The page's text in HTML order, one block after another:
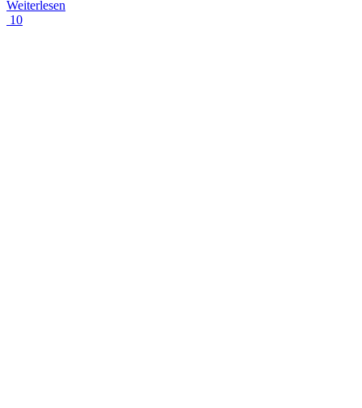
Weiterlesen
10